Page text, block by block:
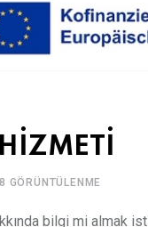
GÖRÜNTÜLENME
bilgi mi